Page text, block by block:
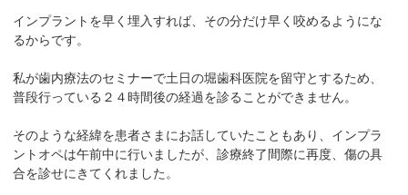
インプラントを早く埋入すれば、その分だけ早く咬めるようにな
るからです。
私が歯内療法のセミナーで土日の堀歯科医院を留守とするため、
普段行っている２４時間後の経過を診ることができません。
そのような経緯を患者さまにお話していたこともあり、インプラ
ントオペは午前中に行いましたが、診療終了間際に再度、傷の具
合を診せにきてくれました。